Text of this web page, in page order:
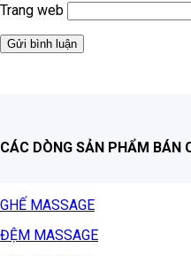
Trang web
CÁC DÒNG SẢN PHẨM BÁN
GHẾ MASSAGE
ĐỆM MASSAGE